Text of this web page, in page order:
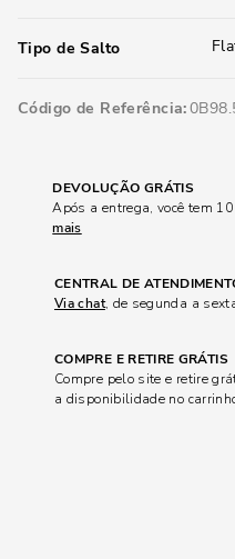
Tipo de Salto
Código de Referência
DEVOLUÇÃO GRÁTIS
Após a entrega, você tem
mais
CENTRAL DE
Via chat, de segunda a
COMPRE E RETIRE GRÁTIS
Compre pelo site e retire
a disponibilidade no